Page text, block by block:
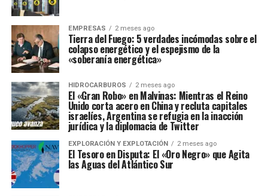
EMPRESAS 2 meses ago
Tierra del Fuego: 5 verdades incómodas sobre el
colapso energético y el espejismo de la
«soberanía energética»
HIDROCARBUROS 2 meses ago
El «Gran Robo» en Malvinas: Mientras el Reino
Unido corta acero en China y recluta capitales
israelíes, Argentina se refugia en la inacción
jurídica y la diplomacia de Twitter
EXPLORACIÓN Y EXPLOTACIÓN 2 meses ago
El Tesoro en Disputa: El «Oro Negro» que Agita
las Aguas del Atlántico Sur